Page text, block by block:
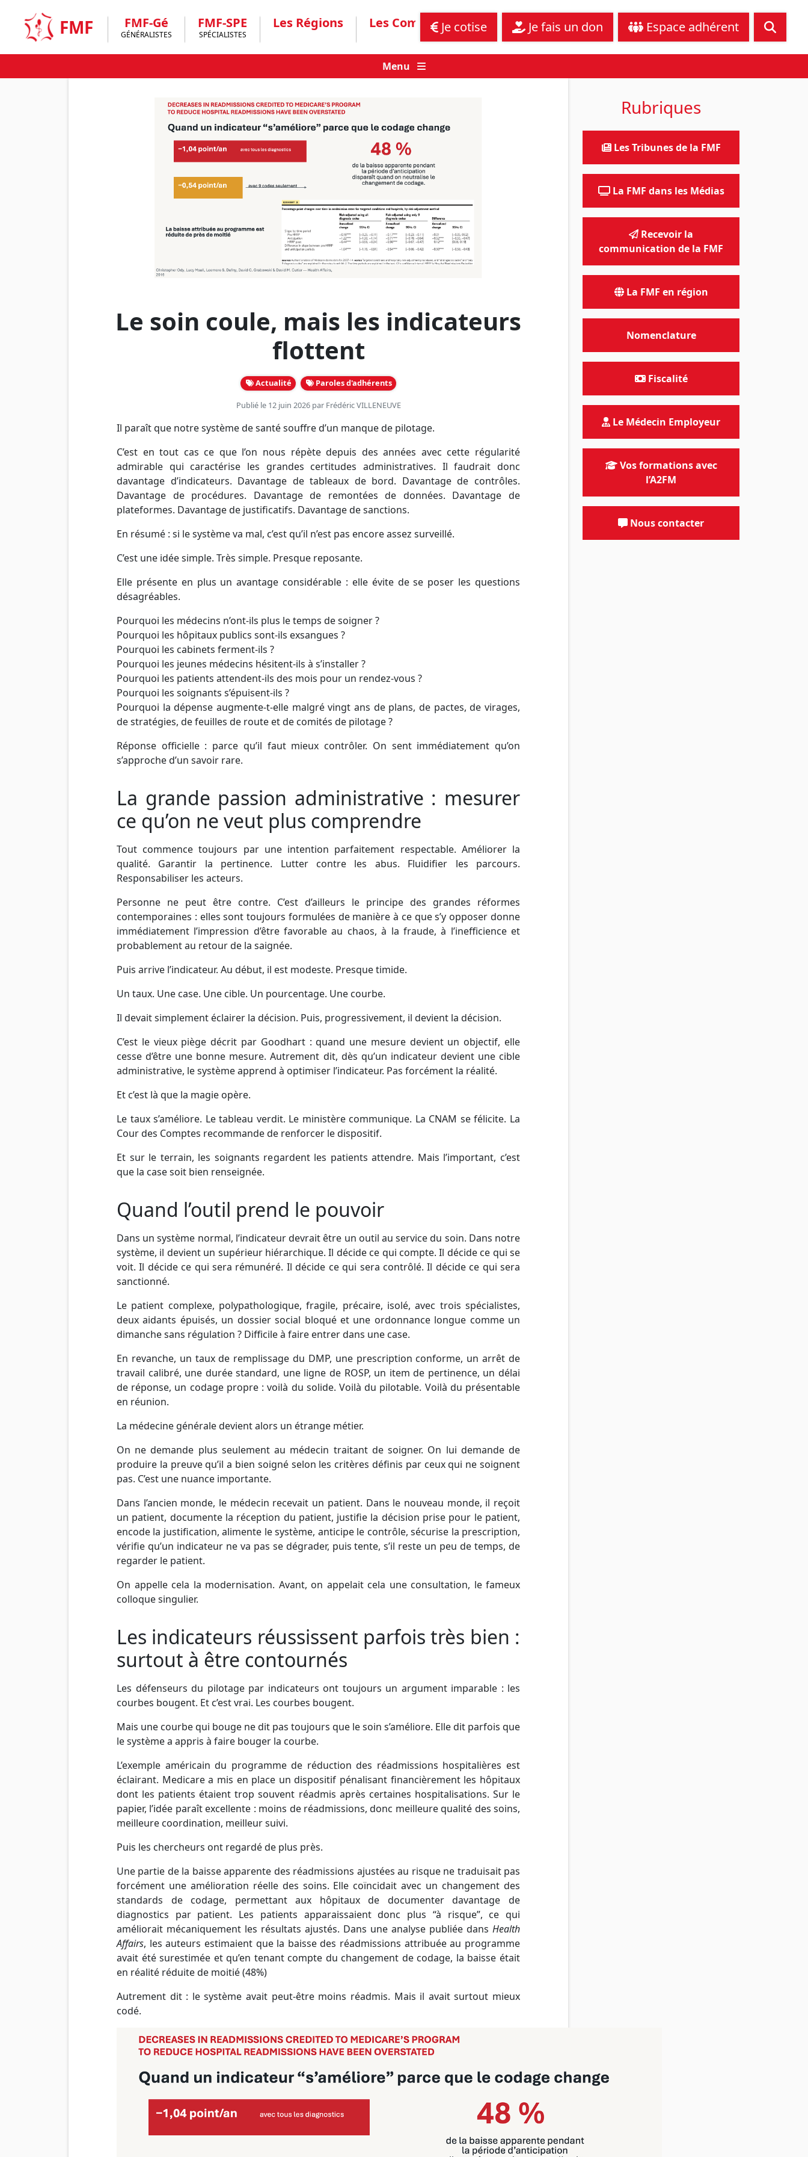
content
FMF FMF-Gé
GÉNÉRALISTES
FMF-SPE
SPÉCIALISTES
Les Régions Les Communiqués Assistance juridique Nous contacter
Je cotise Je fais un don Espace adhérent
Menu
Le soin coule, mais les indicateurs
flottent
Actualité Paroles d'adhérents
Publié le 12 juin 2026 par Frédéric VILLENEUVE
Il paraît que notre système de santé souffre d’un manque de pilotage.
C’est en tout cas ce que l’on nous répète depuis des années avec cette régularité
admirable qui caractérise les grandes certitudes administratives. Il faudrait donc
davantage d’indicateurs. Davantage de tableaux de bord. Davantage de contrôles.
Davantage de procédures. Davantage de remontées de données. Davantage de
plateformes. Davantage de justificatifs. Davantage de sanctions.
En résumé : si le système va mal, c’est qu’il n’est pas encore assez surveillé.
C’est une idée simple. Très simple. Presque reposante.
Elle présente en plus un avantage considérable : elle évite de se poser les questions
désagréables.
Pourquoi les médecins n’ont-ils plus le temps de soigner ?
Pourquoi les hôpitaux publics sont-ils exsangues ?
Pourquoi les cabinets ferment-ils ?
Pourquoi les jeunes médecins hésitent-ils à s’installer ?
Pourquoi les patients attendent-ils des mois pour un rendez-vous ?
Pourquoi les soignants s’épuisent-ils ?
Pourquoi la dépense augmente-t-elle malgré vingt ans de plans, de pactes, de virages,
de stratégies, de feuilles de route et de comités de pilotage ?
Réponse officielle : parce qu’il faut mieux contrôler. On sent immédiatement qu’on
s’approche d’un savoir rare.
La grande passion administrative : mesurer
ce qu’on ne veut plus comprendre
Tout commence toujours par une intention parfaitement respectable. Améliorer la
qualité. Garantir la pertinence. Lutter contre les abus. Fluidifier les parcours.
Responsabiliser les acteurs.
Personne ne peut être contre. C’est d’ailleurs le principe des grandes réformes
contemporaines : elles sont toujours formulées de manière à ce que s’y opposer donne
immédiatement l’impression d’être favorable au chaos, à la fraude, à l’inefficience et
probablement au retour de la saignée.
Puis arrive l’indicateur. Au début, il est modeste. Presque timide.
Un taux. Une case. Une cible. Un pourcentage. Une courbe.
Il devait simplement éclairer la décision. Puis, progressivement, il devient la décision.
C’est le vieux piège décrit par Goodhart : quand une mesure devient un objectif, elle
cesse d’être une bonne mesure. Autrement dit, dès qu’un indicateur devient une cible
administrative, le système apprend à optimiser l’indicateur. Pas forcément la réalité.
Et c’est là que la magie opère.
Le taux s’améliore. Le tableau verdit. Le ministère communique. La CNAM se félicite. La
Cour des Comptes recommande de renforcer le dispositif.
Et sur le terrain, les soignants regardent les patients attendre. Mais l’important, c’est
que la case soit bien renseignée.
Quand l’outil prend le pouvoir
Dans un système normal, l’indicateur devrait être un outil au service du soin. Dans notre
système, il devient un supérieur hiérarchique. Il décide ce qui compte. Il décide ce qui se
voit. Il décide ce qui sera rémunéré. Il décide ce qui sera contrôlé. Il décide ce qui sera
sanctionné.
Le patient complexe, polypathologique, fragile, précaire, isolé, avec trois spécialistes,
deux aidants épuisés, un dossier social bloqué et une ordonnance longue comme un
dimanche sans régulation ? Difficile à faire entrer dans une case.
En revanche, un taux de remplissage du DMP, une prescription conforme, un arrêt de
travail calibré, une durée standard, une ligne de ROSP, un item de pertinence, un délai
de réponse, un codage propre : voilà du solide. Voilà du pilotable. Voilà du présentable
en réunion.
La médecine générale devient alors un étrange métier.
On ne demande plus seulement au médecin traitant de soigner. On lui demande de
produire la preuve qu’il a bien soigné selon les critères définis par ceux qui ne soignent
pas. C’est une nuance importante.
Dans l’ancien monde, le médecin recevait un patient. Dans le nouveau monde, il reçoit
un patient, documente la réception du patient, justifie la décision prise pour le patient,
encode la justification, alimente le système, anticipe le contrôle, sécurise la prescription,
vérifie qu’un indicateur ne va pas se dégrader, puis tente, s’il reste un peu de temps, de
regarder le patient.
On appelle cela la modernisation. Avant, on appelait cela une consultation, le fameux
colloque singulier.
Les indicateurs réussissent parfois très bien :
surtout à être contournés
Les défenseurs du pilotage par indicateurs ont toujours un argument imparable : les
courbes bougent. Et c’est vrai. Les courbes bougent.
Mais une courbe qui bouge ne dit pas toujours que le soin s’améliore. Elle dit parfois que
le système a appris à faire bouger la courbe.
L’exemple américain du programme de réduction des réadmissions hospitalières est
éclairant. Medicare a mis en place un dispositif pénalisant financièrement les hôpitaux
dont les patients étaient trop souvent réadmis après certaines hospitalisations. Sur le
papier, l’idée paraît excellente : moins de réadmissions, donc meilleure qualité des soins,
meilleure coordination, meilleur suivi.
Puis les chercheurs ont regardé de plus près.
Une partie de la baisse apparente des réadmissions ajustées au risque ne traduisait pas
forcément une amélioration réelle des soins. Elle coïncidait avec un changement des
standards de codage, permettant aux hôpitaux de documenter davantage de
diagnostics par patient. Les patients apparaissaient donc plus “à risque”, ce qui
améliorait mécaniquement les résultats ajustés. Dans une analyse publiée dans Health
Affairs, les auteurs estimaient que la baisse des réadmissions attribuée au programme
avait été surestimée et qu’en tenant compte du changement de codage, la baisse était
en réalité réduite de moitié (48%)
Autrement dit : le système avait peut-être moins réadmis. Mais il avait surtout mieux
codé.
Rubriques
Les Tribunes de la FMF
La FMF dans les Médias
Recevoir la
communication de la FMF
La FMF en région
Nomenclature
Fiscalité
Le Médecin Employeur
Vos formations avec
l’A2FM
Nous contacter